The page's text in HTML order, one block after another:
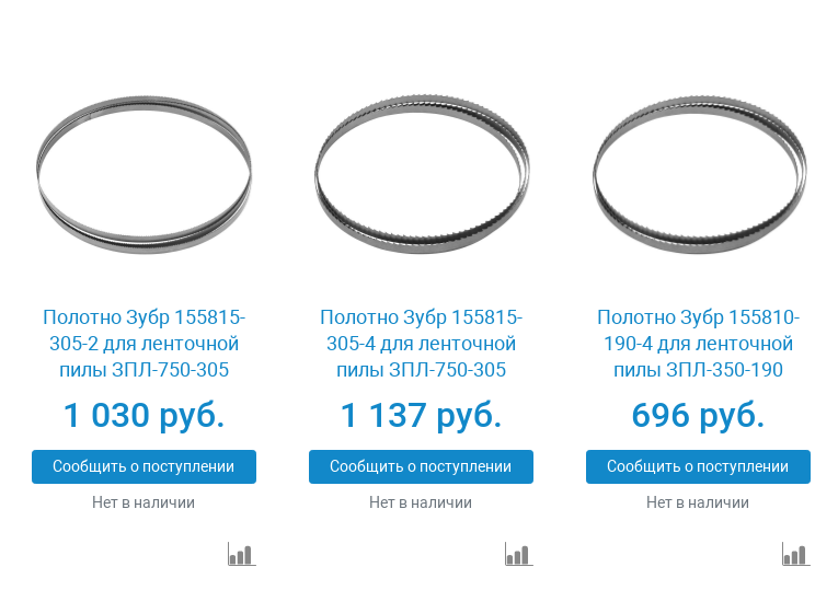
Полотно Зубр 155815-
305-2 для ленточной
пилы ЗПЛ-750-305
1 030 руб.
Сообщить о поступлении
Нет в наличии
Полотно Зубр 155815-
305-4 для ленточной
пилы ЗПЛ-750-305
1 137 руб.
Сообщить о поступлении
Нет в наличии
Полотно Зубр 155810-
190-4 для ленточной
пилы ЗПЛ-350-190
696 руб.
Сообщить о поступлении
Нет в наличии